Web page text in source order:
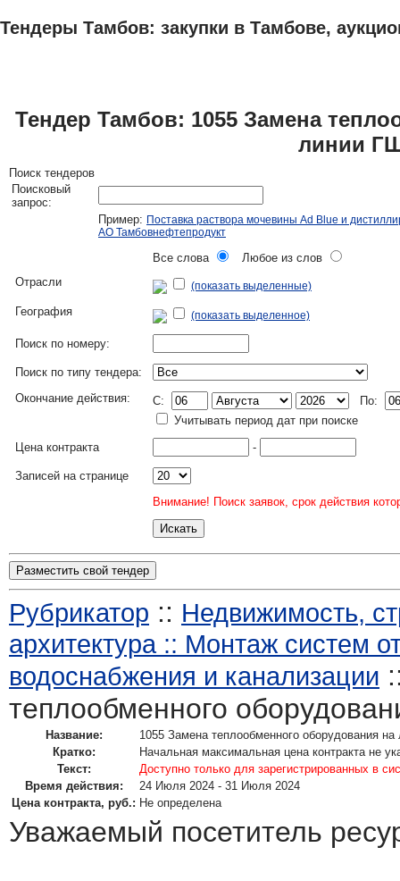
Тендеры Тамбов: закупки в Тамбове,
Тендер Тамбов: 1055 Замена
линии
Поиск тендеров
Поисковый
запрос:
Пример: Поставка раствора мочевины Ad Blue и
АО Тамбовнефтепродукт
Все слова
Любое из слов
Отрасли
(показать выделенные)
География (показать выделенное)
Поиск по номеру:
Поиск по типу тендера:
Окончание действия:
C:
По:
Учитывать период дат при поиске
Цена контракта
-
Записей на странице
Внимание! Поиск заявок, срок действия
Разместить свой тендер
Рубрикатор :: Недвижимость,
архитектура :: Монтаж систем
водоснабжения и канализации
теплообменного
Название:
1055 Замена теплообменного оборудования
Кратко:
Начальная максимальная цена контракта не
Текст:
Доступно только для зарегистрированных в
Время действия:
24 Июля 2024 - 31 Июля 2024
Цена контракта, руб.: Не определена
Уважаемый посетитель